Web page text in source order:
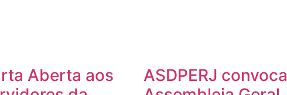
Aberta aos
ASDPERJ convoca